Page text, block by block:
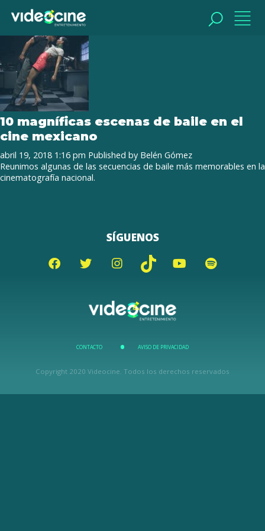
Tag Archive: El Rey del barrio
10 magníficas escenas de baile en el
cine mexicano
abril 19, 2018 1:16 pm Published by Belén Gómez
Reunimos algunas de las secuencias de baile más memorables en la
cinematografía nacional.
SÍGUENOS
CONTACTO AVISO DE PRIVACIDAD
Copyright 2020 Videocine. Todos los derechos reservados